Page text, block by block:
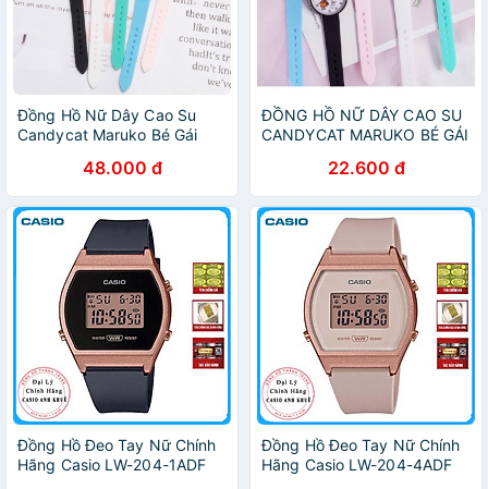
Đồng Hồ Nữ Dây Cao Su
Candycat Maruko Bé Gái
48.000 đ
ĐỒNG HỒ NỮ DÂY CAO SU
CANDYCAT MARUKO BÉ GÁI
22.600 đ
Đồng Hồ Đeo Tay Nữ Chính
Hãng Casio LW-204-1ADF
Đồng Hồ Đeo Tay Nữ Chính
Hãng Casio LW-204-4ADF